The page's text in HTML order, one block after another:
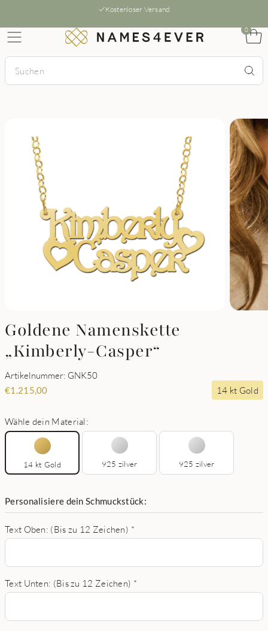
Kostenloser Versand
0
Goldene Namenskette
„Kimberly-Casper“
Artikelnummer: GNK50
€1.215,00 14 kt Gold
Wähle dein Material:
14 kt Gold 925 zilver 925 zilver
Personalisiere dein Schmuckstück:
Text Oben: (Bis zu 12 Zeichen) *
Text Unten: (Bis zu 12 Zeichen) *